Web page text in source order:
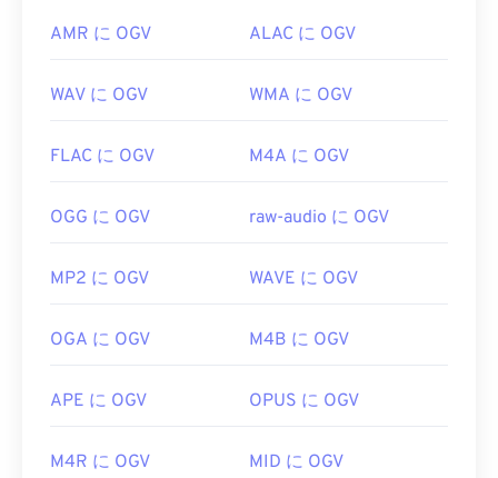
AMR に OGV ALAC に OGV
WAV に OGV WMA に OGV
FLAC に OGV M4A に OGV
OGG に OGV raw-audio に OGV
MP2 に OGV WAVE に OGV
OGA に OGV M4B に OGV
APE に OGV OPUS に OGV
M4R に OGV MID に OGV